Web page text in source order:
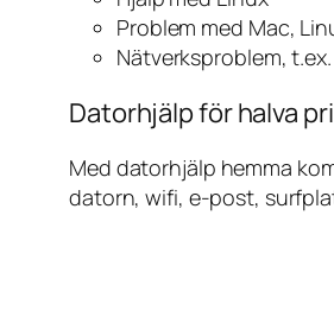
Problem med Mac,
Nätverksproblem,
Datorhjälp för halva
Med datorhjälp hemma
datorn, wifi, e-post,